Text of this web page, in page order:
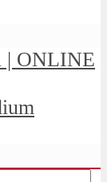
| ONLINE